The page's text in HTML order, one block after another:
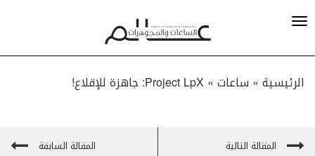
الرئيسية » ساعات» Project LpX: جاهزة للإقلاع!
المقالة التالية المقالة السابقة